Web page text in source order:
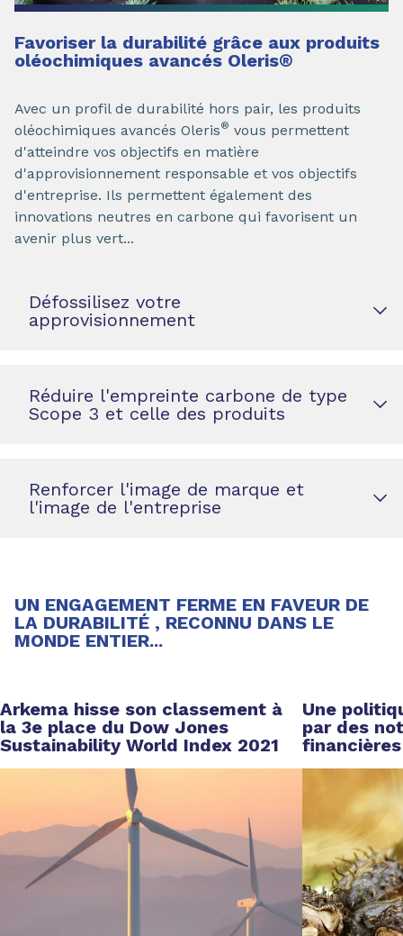
Favoriser la durabilité grâce aux produits
oléochimiques avancés Oleris®
Avec un profil de durabilité hors pair, les produits
oléochimiques avancés Oleris® vous permettent
d'atteindre vos objectifs en matière
d'approvisionnement responsable et vos objectifs
d'entreprise. Ils permettent également des
innovations neutres en carbone qui favorisent un
avenir plus vert...
Défossilisez votre
approvisionnement
Réduire l'empreinte carbone de type
Scope 3 et celle des produits
Renforcer l'image de marque et
l'image de l'entreprise
UN ENGAGEMENT FERME EN FAVEUR DE
LA DURABILITÉ , RECONNU DANS LE
MONDE ENTIER...
Arkema hisse son classement à
la 3e place du Dow Jones
Sustainability World Index 2021
Une
par des
financières